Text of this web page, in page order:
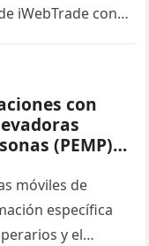
iWebTrade con
con
(PEMP)
para
activo
móviles de
específica
y el